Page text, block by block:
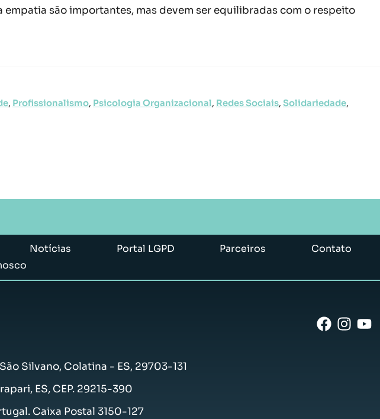
são importantes, mas devem ser equilibradas com o respeito
, Profissionalismo, Psicologia Organizacional, Redes Sociais, Solidariedade,
Notícias Portal LGPD Parceiros
Contato
Silvano, Colatina - ES, 29703-131
ES, CEP. 29215-390
Caixa Postal 3150-127